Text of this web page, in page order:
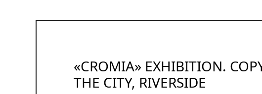
«CROMIA» EXHIBITION.
THE CITY, RIVERSIDE